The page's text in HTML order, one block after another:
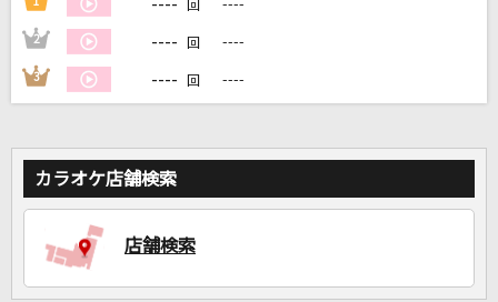
キタニタツヤ
カラオケをもっと楽しもう！
---- 回 ----
2 ---- 回 ----
3 ---- 回 ----
カラオケ店舗検索
店舗検索